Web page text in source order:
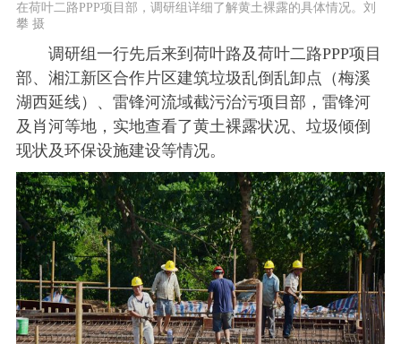
在荷叶二路PPP项目部，调研组详细了解黄土裸露的具体情况。刘
攀 摄
调研组一行先后来到荷叶路及荷叶二路PPP项目
部、湘江新区合作片区建筑垃圾乱倒乱卸点（梅溪
湖西延线）、雷锋河流域截污治污项目部，雷锋河
及肖河等地，实地查看了黄土裸露状况、垃圾倾倒
现状及环保设施建设等情况。